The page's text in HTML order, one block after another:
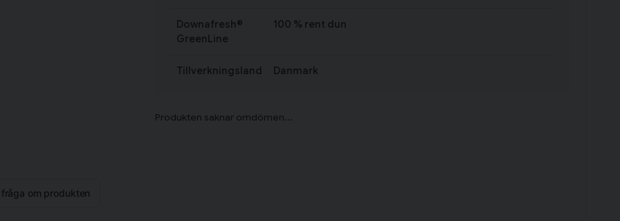
fråga om produkten
Downafresh®
GreenLine
100 % rent dun
Tillverkningsland Danmark